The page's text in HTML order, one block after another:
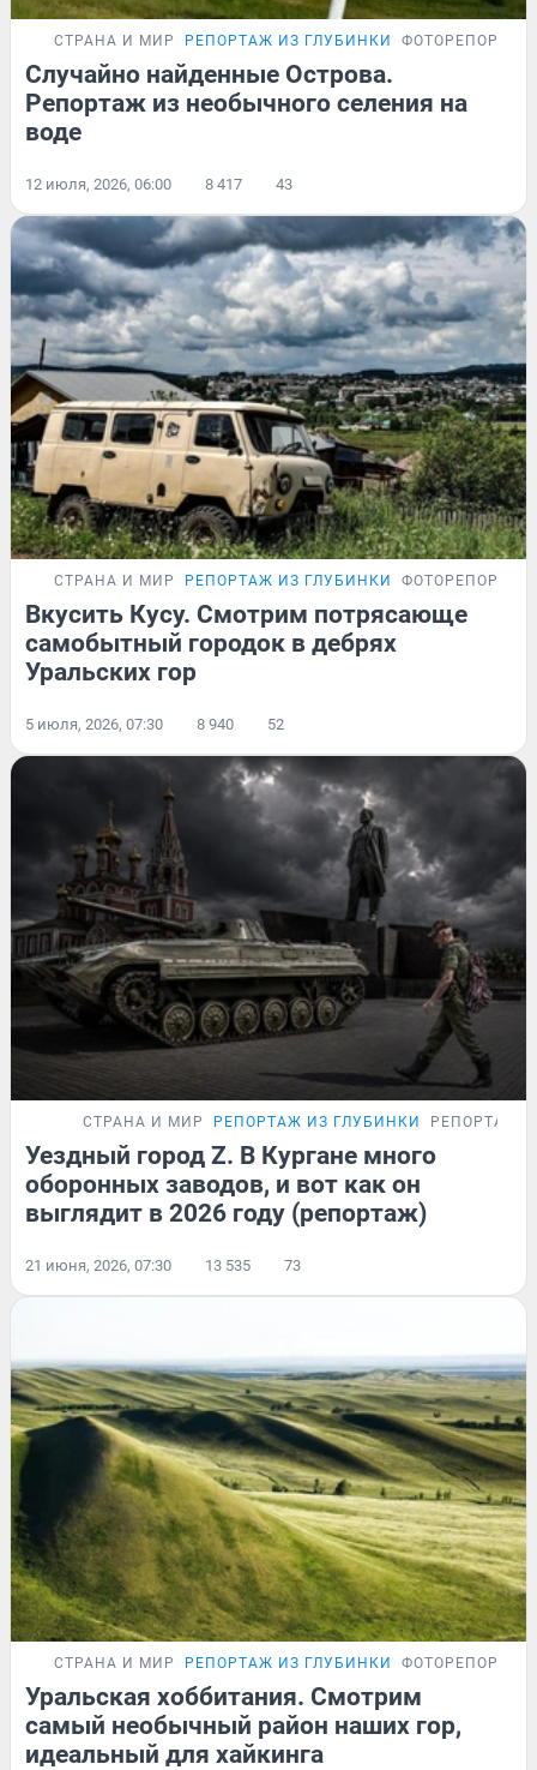
СТРАНА И МИР РЕПОРТАЖ ИЗ ГЛУБИНКИ ФОТОРЕПОРТАЖ
Случайно найденные Острова.
Репортаж из необычного селения на
воде
12 июля, 2026, 06:00 8 417 43
СТРАНА И МИР РЕПОРТАЖ ИЗ ГЛУБИНКИ ФОТОРЕПОРТАЖ
Вкусить Кусу. Смотрим потрясающе
самобытный городок в дебрях
Уральских гор
5 июля, 2026, 07:30 8 940 52
СТРАНА И МИР РЕПОРТАЖ ИЗ ГЛУБИНКИ РЕПОРТАЖ
Уездный город Z. В Кургане много
оборонных заводов, и вот как он
выглядит в 2026 году (репортаж)
21 июня, 2026, 07:30 13 535 73
СТРАНА И МИР РЕПОРТАЖ ИЗ ГЛУБИНКИ ФОТОРЕПОРТАЖ
Уральская хоббитания. Смотрим
самый необычный район наших гор,
идеальный для хайкинга